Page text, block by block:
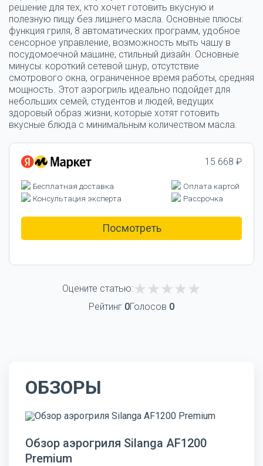
решение для тех, кто хочет готовить вкусную и
полезную пищу без лишнего масла. Основные плюсы:
функция гриля, 8 автоматических программ, удобное
сенсорное управление, возможность мыть чашу в
посудомоечной машине, стильный дизайн. Основные
минусы: короткий сетевой шнур, отсутствие
смотрового окна, ограниченное время работы, средняя
мощность. Этот аэрогриль идеально подойдет для
небольших семей, студентов и людей, ведущих
здоровый образ жизни, которые хотят готовить
вкусные блюда с минимальным количеством масла.
15 668 ₽
Бесплатная доставка
Оплата картой
Консультация эксперта
Рассрочка
Посмотреть
Оцените статью:
Рейтинг 0Голосов 0
ОБЗОРЫ
Обзор аэрогриля Silanga AF1200
Premium